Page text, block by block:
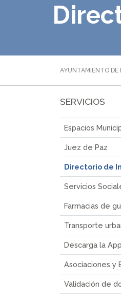
AYUNTAMIENTO DE
SERVICIOS
Espacios
Juez de Paz
Directorio de
Servicios
Farmacias de
Transporte
Descarga la App
Asociaciones y
Validación de